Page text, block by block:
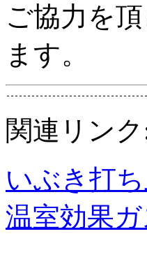
ご協力を
ます。
関連リン
いぶき打
温室効果